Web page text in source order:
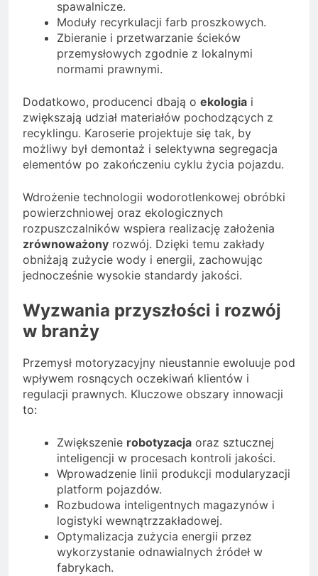
spawalnicze.
Moduły recyrkulacji farb proszkowych.
Zbieranie i przetwarzanie ścieków
przemysłowych zgodnie z lokalnymi
normami prawnymi.
Dodatkowo, producenci dbają o ekologia i
zwiększają udział materiałów pochodzących z
recyklingu. Karoserie projektuje się tak, by
możliwy był demontaż i selektywna segregacja
elementów po zakończeniu cyklu życia pojazdu.
Wdrożenie technologii wodorotlenkowej obróbki
powierzchniowej oraz ekologicznych
rozpuszczalników wspiera realizację założenia
zrównoważony rozwój. Dzięki temu zakłady
obniżają zużycie wody i energii, zachowując
jednocześnie wysokie standardy jakości.
Wyzwania przyszłości i rozwój
w branży
Przemysł motoryzacyjny nieustannie ewoluuje pod
wpływem rosnących oczekiwań klientów i
regulacji prawnych. Kluczowe obszary innowacji
to:
Zwiększenie robotyzacja oraz sztucznej
inteligencji w procesach kontroli jakości.
Wprowadzenie linii produkcji modularyzacji
platform pojazdów.
Rozbudowa inteligentnych magazynów i
logistyki wewnątrzzakładowej.
Optymalizacja zużycia energii przez
wykorzystanie odnawialnych źródeł w
fabrykach.